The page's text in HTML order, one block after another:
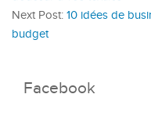
Next Post: 10 idées de
budget
Facebook